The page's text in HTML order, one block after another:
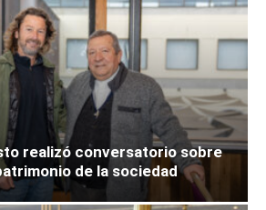
realizó conversatorio sobre
de la sociedad